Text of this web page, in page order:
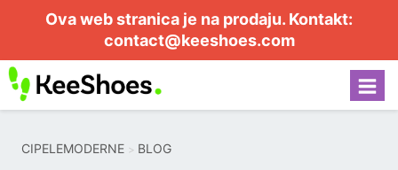
Ova web stranica je na prodaju. Kontakt:
contact@keeshoes.com
CIPELEMODERNE BLOG